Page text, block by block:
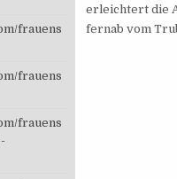
erleichtert die
fernab vom
frauens
frauens
frauens